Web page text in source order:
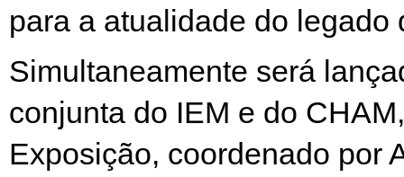
para a atualidade do legado
Simultaneamente será
conjunta do IEM e do
Exposição, coordenado por